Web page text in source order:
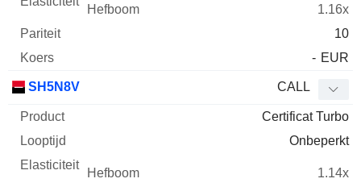
1.16x
10
- EUR
SH5N8V CALL
Certificat Turbo
Onbeperkt
1.14x